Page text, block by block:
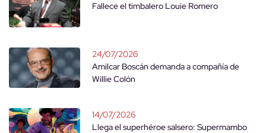
Fallece el timbalero Louie Romero
24/07/2026
Amilcar Boscán demanda a compañía de
Willie Colón
14/07/2026
Llega el superhéroe salsero: Supermambo